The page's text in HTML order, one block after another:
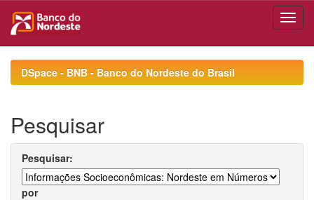
navigationDSpace - BNB - Banco do Nordeste do Brasil
Pesquisar
Pesquisar:
por